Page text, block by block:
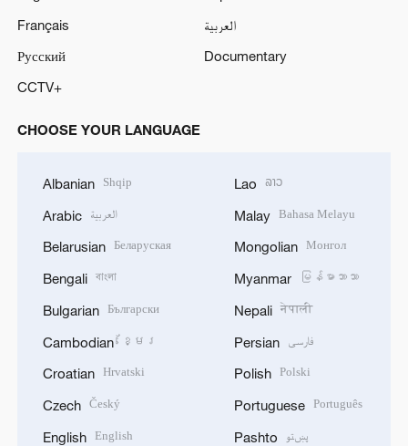
Français
العربية
Русский
Documentary
CCTV+
CHOOSE YOUR LANGUAGE
Albanian Shqip
Arabic العربية
Belarusian Беларуская
Bengali বাংলা
Bulgarian Български
Cambodian ខ្មែរ
Croatian Hrvatski
Czech Český
English English
Lao ລາວ
Malay Bahasa Melayu
Mongolian Монгол
Myanmar မြန်မာဘာသာ
Nepali नेपाली
Persian فارسی
Polish Polski
Portuguese Português
Pashto پښتو